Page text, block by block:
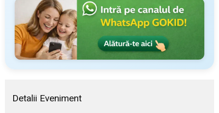
Detalii Eveniment